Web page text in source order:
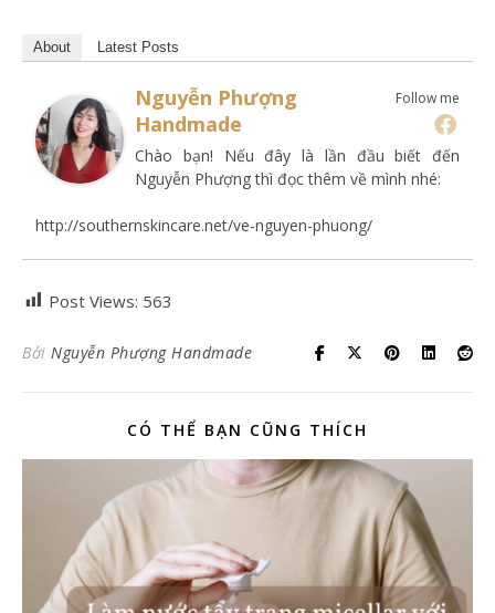
About Latest Posts
Follow me
Nguyễn Phượng
Handmade
Chào bạn! Nếu đây là lần đầu biết đến
Nguyễn Phượng thì đọc thêm về mình nhé:
http://southernskincare.net/ve-nguyen-phuong/
Post Views: 563
Bởi Nguyễn Phượng Handmade
CÓ THỂ BẠN CŨNG THÍCH